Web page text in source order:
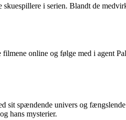
i serien. Blandt de
online og følge med i agent
sit spændende univers og
hans mysterier.